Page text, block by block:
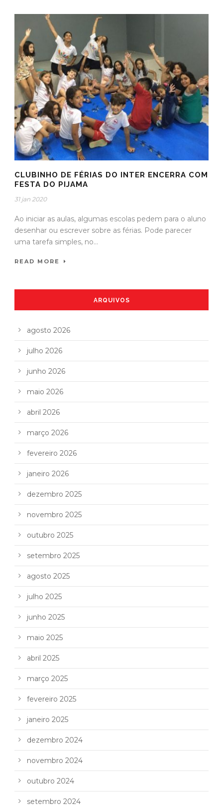
CLUBINHO DE FÉRIAS DO INTER ENCERRA COM
FESTA DO PIJAMA
31 jan 2020
Ao iniciar as aulas, algumas escolas pedem para o aluno
desenhar ou escrever sobre as férias. Pode parecer
uma tarefa simples, no...
READ MORE
ARQUIVOS
agosto 2026
julho 2026
junho 2026
maio 2026
abril 2026
março 2026
fevereiro 2026
janeiro 2026
dezembro 2025
novembro 2025
outubro 2025
setembro 2025
agosto 2025
julho 2025
junho 2025
maio 2025
abril 2025
março 2025
fevereiro 2025
janeiro 2025
dezembro 2024
novembro 2024
outubro 2024
setembro 2024